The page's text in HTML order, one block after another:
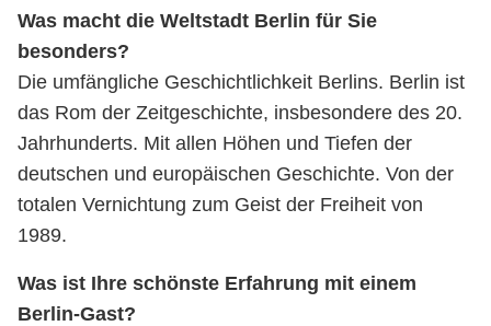
Was macht die Weltstadt Berlin für Sie
besonders?
Die umfängliche Geschichtlichkeit Berlins. Berlin ist
das Rom der Zeitgeschichte, insbesondere des 20.
Jahrhunderts. Mit allen Höhen und Tiefen der
deutschen und europäischen Geschichte. Von der
totalen Vernichtung zum Geist der Freiheit von
1989.
Was ist Ihre schönste Erfahrung mit einem
Berlin-Gast?